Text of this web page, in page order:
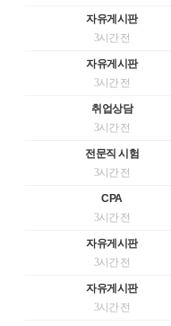
자유게시판
3시간 전
자유게시판
3시간 전
취업상담
3시간 전
전문직 시험
3시간 전
CPA
3시간 전
자유게시판
3시간 전
자유게시판
3시간 전